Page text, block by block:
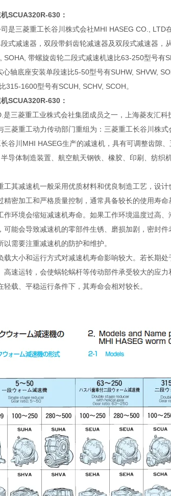
SCUA320R-630：
司是三菱重工长谷川株式会社MHI HASEG CO., LTD
式减速器，双段带斜齿轮减速器及双段式减速器
SOHA, 带螺旋齿轮二段式减速机速比63-250型号
心轴底座安装单段速比5-50型号有SUHW, SHVW,
315-1600型号有SCUH, SCHV, SCOH。
SCUA320R-630：
是三菱重工业株式会社集团成员之一，上海菱友汇
三菱重工动力传动部门重组为：三菱重工长谷川株
谷川MHI HASEG生产的减速机，具有可调整齿隙
导体制造装置、航空航天钢铁、橡胶、印刷、纺织机
工其减速机一般采用优质材料和优良制造工艺，设计
精密加工和严格质量控制，通常具备较长的使用寿命
作环境会缩短减速机寿命。如果工作环境温度过高、
可能会导致减速机的零部件生锈、磨损加剧，密封件
需要注重减速机的防护和维护。
载大小和运行方式对减速机寿命影响较大。若长期处
高速运转，会使蜗轮蜗杆等传动部件承受较大的应力
轻载、平稳运行条件下，其寿命会相对较长。